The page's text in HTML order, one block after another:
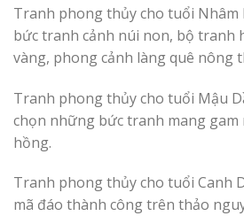
Tranh phong thủy cho tuổi Nhâm
bức tranh cảnh núi non, bộ tranh
vàng, phong cảnh làng quê nông
Tranh phong thủy cho tuổi Mậu
chọn những bức tranh mang gam
hồng.
Tranh phong thủy cho tuổi Canh
mã đáo thành công trên thảo